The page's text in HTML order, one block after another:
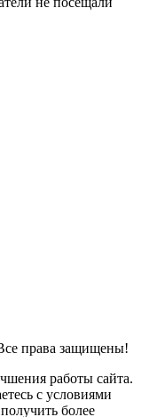
права защищены!
работы сайта.
с условиями
более